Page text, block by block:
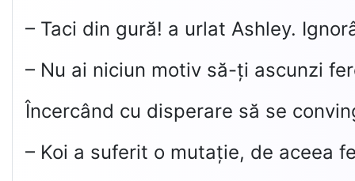
– Taci din gură! a urlat Ashley.
– Nu ai niciun motiv să-ți ascunzi
Încercând cu disperare să se
– Koi a suferit o mutație, de aceea